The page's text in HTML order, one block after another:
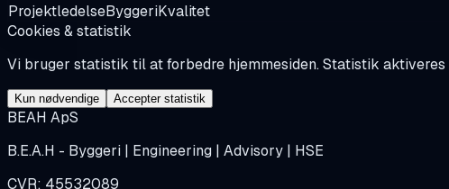
ProjektledelseByggeriKvalitet
Cookies & statistik
Vi bruger statistik til at forbedre hjemmesiden. Statistik aktiveres
Kun nødvendige Accepter statistik
BEAH ApS
B.E.A.H - Byggeri | Engineering | Advisory | HSE
CVR: 45532089